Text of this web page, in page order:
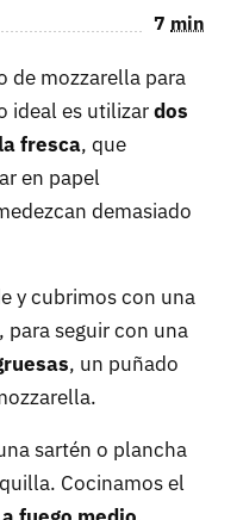
7 min
de mozzarella para
ideal es utilizardos
fresca, que
en papel
demasiado
y cubrimos con una
para seguir con una
, un puñado
sartén o plancha
Cocinamos el